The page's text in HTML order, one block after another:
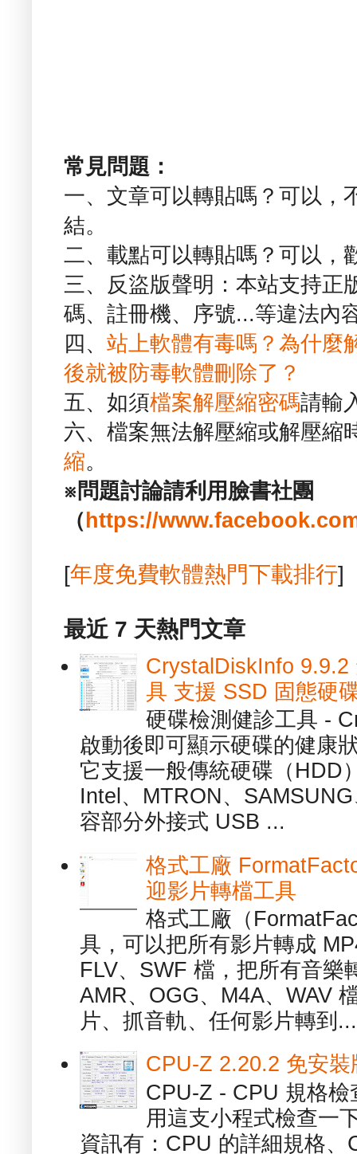
常見問題：
一、文章可以轉貼嗎？可以，
結。
二、載點可以轉貼嗎？可以，
三、反盜版聲明：本站支持正
碼、註冊機、序號...等違法內
四、 站上軟體有毒嗎？為什麼
後就被防毒軟體刪除了？
五、如須檔案解壓縮密碼請輸
六、檔案無法解壓縮或解壓縮
縮。
※問題討論請利用臉書社團
（ https://
[年度免費軟體熱門下載排行]
最近 7 天熱門文章
CrystalDiskInfo 9.9.2
具 支援 SSD 固態硬
硬碟檢測健診工具 -
啟動後即可顯示硬碟的健康
它支援一般傳統硬碟（HDD
Intel、MTRON、
容部分外接式 USB ...
格式工廠
迎影片轉檔工具
格式工廠（
具，可以把所有影片轉成
FLV、SWF 檔，把所有音樂
AMR、OGG、M4A、WAV
片、抓音軌、任何影片轉到...
CPU-Z 2.20.2 免安
CPU-Z - CPU 規格
用這支小程式檢查一
資訊有：CPU 的詳細規格